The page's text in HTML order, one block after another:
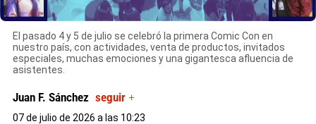
El pasado 4 y 5 de julio se celebró la primera Comic Con en
nuestro país, con actividades, venta de productos, invitados
especiales, muchas emociones y una gigantesca afluencia de
asistentes.
Juan F. Sánchez seguir +
07 de julio de 2026 a las 10:23